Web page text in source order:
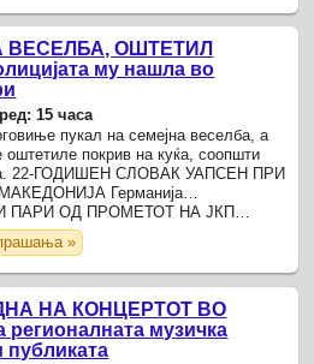
ВЕСЕЛБА, ОШТЕТИЛ
му нашла во
15 часа
пукал на семејна веселба, а
оштетиле покрив на куќа, соопшти
22-ГОДИШЕН СЛОВАК УАПСЕН ПРИ
Германија…
ПАРИ ОД ПРОМЕТОТ НА ЈКП
Мажот, Т.С.
»
НА КОНЦЕРТОТ ВО
регионалната музичка
публиката